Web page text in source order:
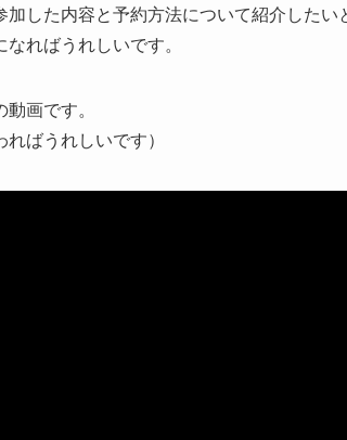
した内容と予約方法について紹介したい
ればうれしいです。
画です。
ばうれしいです）